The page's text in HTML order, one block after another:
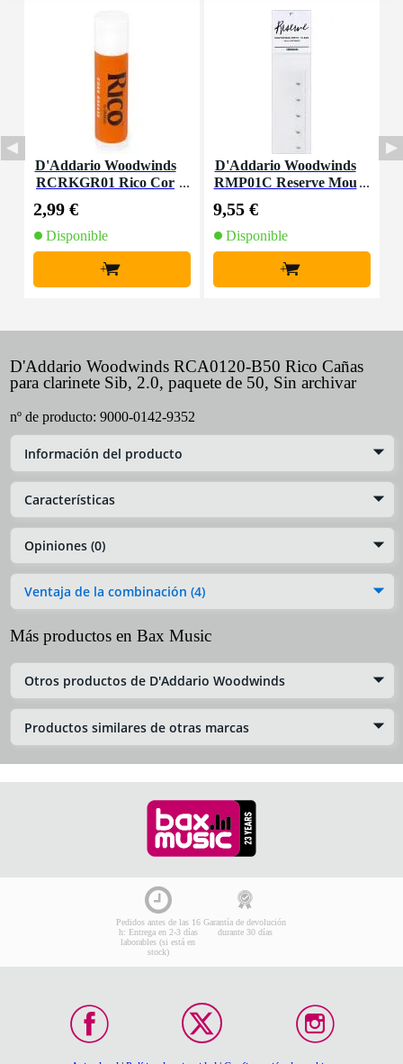
D'Addario Woodwinds
RCRKGR01 Rico Cor
2,99 €
Disponible
+
D'Addario Woodwinds
RMP01C Reserve Mou
(Pack of 5)
9,55 €
Disponible
+
D'Addario Woodwinds RCA0120-B50 Rico Cañas
para clarinete Sib, 2.0, paquete de 50, Sin archivar
nº de producto: 9000-0142-9352
Información del producto
Características
Opiniones (0)
Ventaja de la combinación (4)
Más productos en Bax Music
Otros productos de D'Addario Woodwinds
Productos similares de otras marcas
Pedidos antes de las 16
h: Entrega en 2-3 días
laborables (si está en
stock)
Garantía de devolución
durante 30 días